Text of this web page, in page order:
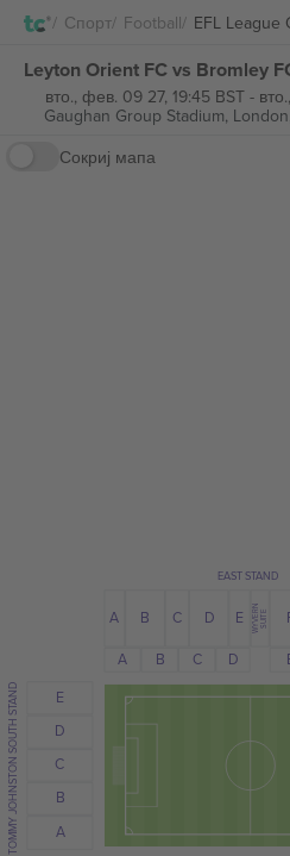
Спорт Football EFL League
вто., фев. 09 27, 19:45 BST-
Gaughan Group Stadium,
Сокриј мапа
A
B
C
D
E
A B C D
A B C D E WYVERNSUITE
EAST STAND
TOMMY JOHNSTON SOUTH STAND